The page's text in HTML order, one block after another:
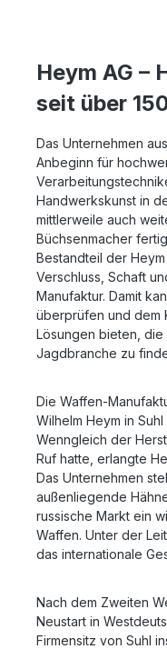
Heym AG –
seit über
Das Unternehmen
Anbeginn für
Handwerkskunst in
mittlerweile auch
Büchsenmacher
Bestandteil der
Verschluss, Schaft
Manufaktur. Damit
überprüfen und dem
Lösungen bieten,
Jagdbranche zu
Die Waffen-
Wilhelm Heym in
Wenngleich der
Ruf hatte, erlangte
Das Unternehmen
außenliegende
russische Markt ein
Waffen. Unter der
das internationale
Nach dem Zweiten
Neustart in
Firmensitz von Suhl